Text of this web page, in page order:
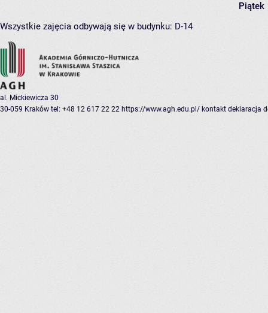
Piątek
Wszystkie zajęcia odbywają się w budynku: D-14
al. Mickiewicza 30
30-059 Kraków tel: +48 12 617 22 22 https://www.agh.edu.pl/ kontakt deklaracja